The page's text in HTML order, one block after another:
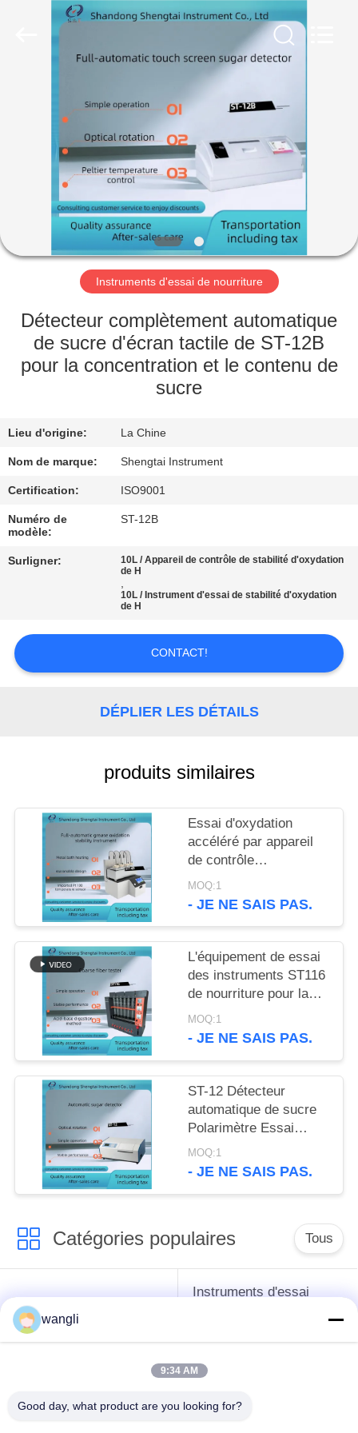
PRODUITS
SUJET
DE
NOUS
VISITE
D'USINE
QUALITÉ
CONTACTEZ-
NOUS
DEMANDEZ
PLAN
POLICY
Instruments d'essai de nourriture
Détecteur complètement automatique
de sucre d'écran tactile de ST-12B
pour la concentration et le contenu de
sucre
Lieu d'origine: La Chine
Nom de marque: Shengtai Instrument
Certification: ISO9001
Numéro de
modèle:
ST-12B
Surligner:
10L / Appareil de contrôle de stabilité d'oxydation
de H
,
10L / Instrument d'essai de stabilité d'oxydation
de H
CONTACT!
DÉPLIER LES DÉTAILS
produits similaires
Essai d'oxydation
accéléré par appareil
de contrôle
automatique de
stabilité d'oxydation
MOQ:1
- JE NE SAIS PAS.
L'équipement de essai
des instruments ST116
de nourriture pour la
détermination crue de
fibre sont conformes
MOQ:1
- JE NE SAIS PAS.
ST-12 Détecteur
automatique de sucre
Polarimètre Essai
sombre détectable
MOQ:1
- JE NE SAIS PAS.
Catégories populaires Tous
instruments de essai
de pétrole
Instruments d'essai
graisse
Équipement d'essai
d'huile de
wangli
9:34 AM
Good day, what product are you looking for?